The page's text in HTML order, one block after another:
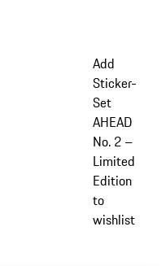
Add
Sticker-
Set
AHEAD
No. 2 –
Limited
Edition
to
wishlist